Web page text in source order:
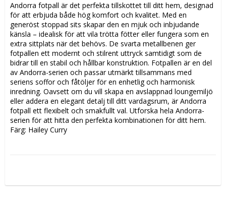
Andorra fotpall är det perfekta tillskottet till ditt hem, designad
för att erbjuda både hög komfort och kvalitet. Med en
generöst stoppad sits skapar den en mjuk och inbjudande
känsla – idealisk för att vila trötta fötter eller fungera som en
extra sittplats när det behövs. De svarta metallbenen ger
fotpallen ett modernt och stilrent uttryck samtidigt som de
bidrar till en stabil och hållbar konstruktion. Fotpallen är en del
av Andorra-serien och passar utmärkt tillsammans med
seriens soffor och fåtöljer för en enhetlig och harmonisk
inredning. Oavsett om du vill skapa en avslappnad loungemiljö
eller addera en elegant detalj till ditt vardagsrum, är Andorra
fotpall ett flexibelt och smakfullt val. Utforska hela Andorra-
serien för att hitta den perfekta kombinationen för ditt hem.
Färg: Hailey Curry